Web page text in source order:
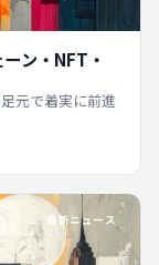
ン・NFT・
元で着実に前進
最新ニュース